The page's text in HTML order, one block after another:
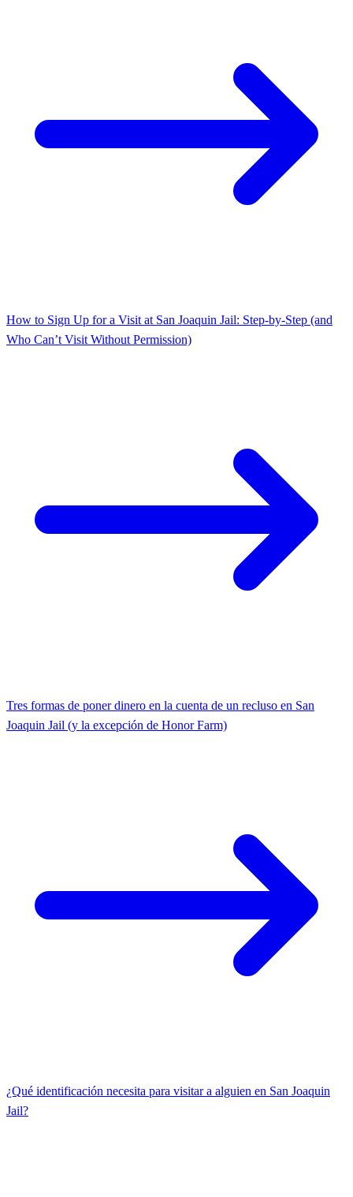
How to Sign Up for a Visit at San Joaquin Jail: Step-by-Step (and
Who Can’t Visit Without Permission)
Tres formas de poner dinero en la cuenta de un recluso en San
Joaquin Jail (y la excepción de Honor Farm)
¿Qué identificación necesita para visitar a alguien en San Joaquin
Jail?